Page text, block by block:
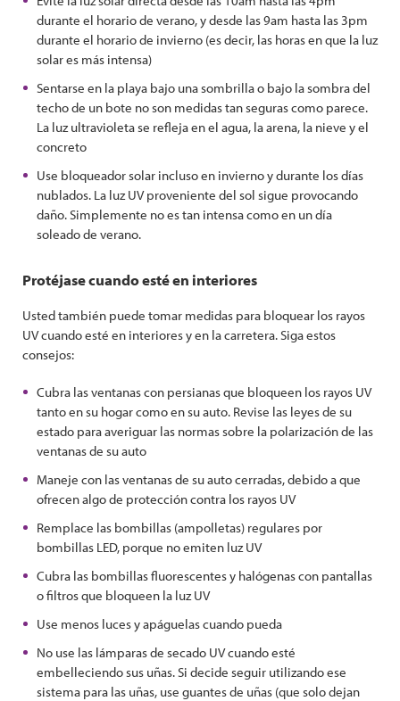
durante el horario de verano, y desde las 9am hasta las 3pm
durante el horario de invierno (es decir, las horas en que la luz
solar es más intensa)
Sentarse en la playa bajo una sombrilla o bajo la sombra del
techo de un bote no son medidas tan seguras como parece.
La luz ultravioleta se refleja en el agua, la arena, la nieve y el
concreto
Use bloqueador solar incluso en invierno y durante los días
nublados. La luz UV proveniente del sol sigue provocando
daño. Simplemente no es tan intensa como en un día
soleado de verano.
Protéjase cuando esté en interiores
Usted también puede tomar medidas para bloquear los rayos
UV cuando esté en interiores y en la carretera. Siga estos
consejos:
Cubra las ventanas con persianas que bloqueen los rayos UV
tanto en su hogar como en su auto. Revise las leyes de su
estado para averiguar las normas sobre la polarización de las
ventanas de su auto
Maneje con las ventanas de su auto cerradas, debido a que
ofrecen algo de protección contra los rayos UV
Remplace las bombillas (ampolletas) regulares por
bombillas LED, porque no emiten luz UV
Cubra las bombillas fluorescentes y halógenas con pantallas
o filtros que bloqueen la luz UV
Use menos luces y apáguelas cuando pueda
No use las lámparas de secado UV cuando esté
embelleciendo sus uñas. Si decide seguir utilizando ese
sistema para las uñas, use guantes de uñas (que solo dejan